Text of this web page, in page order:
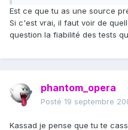
Est ce que tu as une source
Si c'est vrai, il faut voir de
question la fiabilité des tests
phantom_opera
Posté 19 septembre
Kassad je pense que tu te